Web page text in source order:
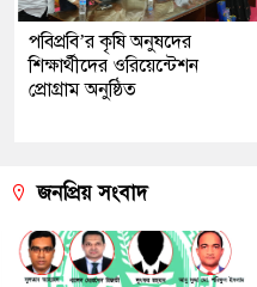
পবিপ্রবি’র কৃষি অনুষদের
শিক্ষার্থীদের ওরিয়েন্টেশন
প্রোগ্রাম অনুষ্ঠিত
জনপ্রিয় সংবাদ